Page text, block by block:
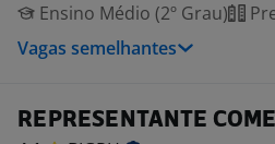
Ensino Médio (2º Grau)
Vagas semelhantes
REPRESENTANTE